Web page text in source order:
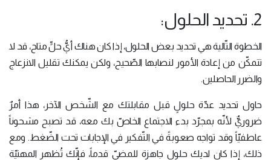
2. تحديد الحلول:
الخطوة التّالية هي تحديد بعض الحلول، إذا كان هناك أيُّ حلٍّ متاح، قد لا
تتمكّن من إعادة الأمور لنصابها الصّحيح، ولكن يمكنك تقليل الانزعاج
والضرر الحاصلين.
حاول تحديد عدّة حلولٍ قبل مقابلتك مع الشّخص الآخر، هذا أمرٌ
ضروريٌّ لأنّه بمجرّد بدء الاجتماع الخاصّ بك معه، قد تصبح مشحوناً
عاطفيّاً وقد تواجه صعوبةً في التّفكير في الإجابات تحت الضّغط. ومع
ذلك، إذا كان لديك حلول جاهزة للمضيّ قدماً، فإنّك تُظهر المهنيّة